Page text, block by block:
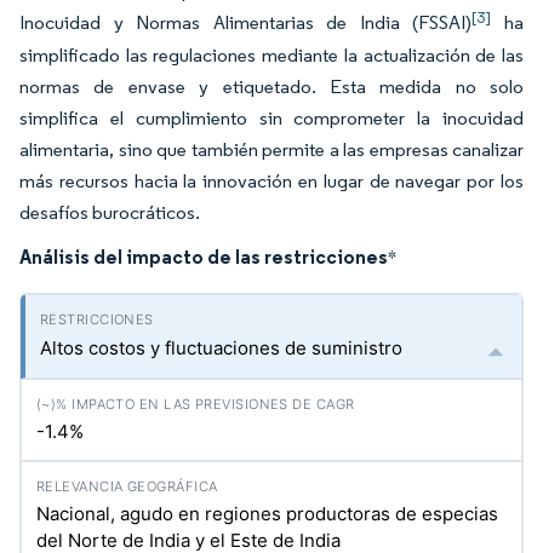
Inocuidad y Normas Alimentarias de India (FSSAI)[3]
ha
simplificado las regulaciones mediante la actualización de las
normas de envase y etiquetado. Esta medida no solo
simplifica el cumplimiento sin comprometer la inocuidad
alimentaria, sino que también permite a las empresas canalizar
más recursos hacia la innovación en lugar de navegar por los
desafíos burocráticos.
Análisis del impacto de las restricciones*
Altos costos y fluctuaciones de suministro
-1.4%
Nacional, agudo en regiones productoras de especias
del Norte de India y el Este de India